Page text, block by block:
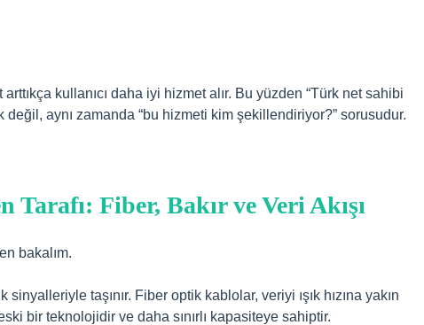
kullanıcı daha iyi hizmet alır. Bu yüzden “Türk net sahibi
değil, aynı zamanda “bu hizmeti kim şekillendiriyor?” sorusudur.
Fiber, Bakır ve Veri Akışı
bakalım.
sinyalleriyle taşınır. Fiber optik kablolar, veriyi ışık hızına yakın
bir teknolojidir ve daha sınırlı kapasiteye sahiptir.